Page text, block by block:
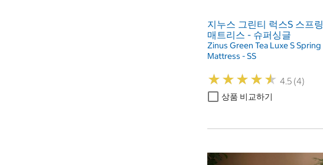
지누스 그린티 럭스S 스프링
매트리스 - 슈퍼싱글
Zinus Green Tea Luxe S Spring
Mattress - SS
★★★★★
★★★★★ 4.5 (4)
상품 비교하기